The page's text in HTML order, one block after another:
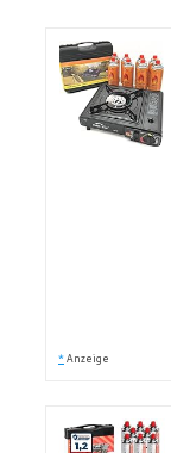
* Anzeige